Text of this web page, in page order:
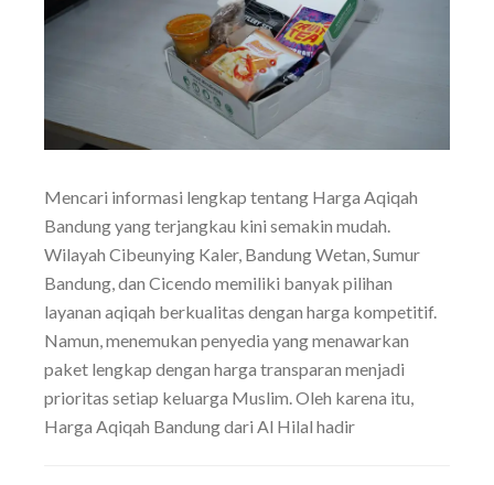
Mencari informasi lengkap tentang Harga Aqiqah
Bandung yang terjangkau kini semakin mudah.
Wilayah Cibeunying Kaler, Bandung Wetan, Sumur
Bandung, dan Cicendo memiliki banyak pilihan
layanan aqiqah berkualitas dengan harga kompetitif.
Namun, menemukan penyedia yang menawarkan
paket lengkap dengan harga transparan menjadi
prioritas setiap keluarga Muslim. Oleh karena itu,
Harga Aqiqah Bandung dari Al Hilal hadir